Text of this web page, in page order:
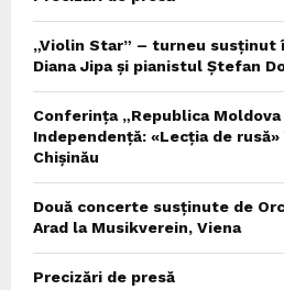
„Violin Star” – turneu susținut
Diana Jipa și pianistul Ștefan
Conferința „Republica Moldova
Independență: «Lecția de
Chișinău
Două concerte susținute de
Arad la Musikverein, Viena
Precizări de presă